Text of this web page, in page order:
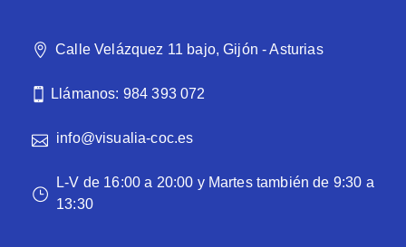
Calle Velázquez 11 bajo, Gijón - Asturias
Llámanos: 984 393 072
info@visualia-coc.es
L-V de 16:00 a 20:00 y Martes también de 9:30 a
13:30